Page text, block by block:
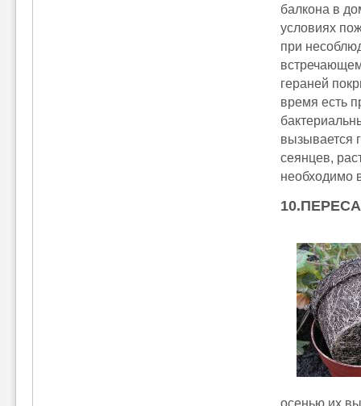
балкона в
условиях
при
гераней
время есть
вызывается
сеянцев,
необходимо
осенью их